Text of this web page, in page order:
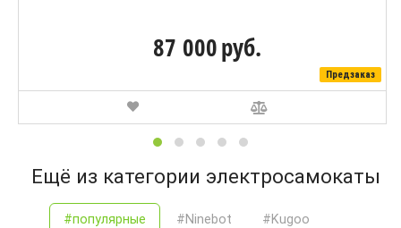
87 000руб.
Предзаказ
Ещё из категории электросамокаты
#популярные #Ninebot #Kugoo